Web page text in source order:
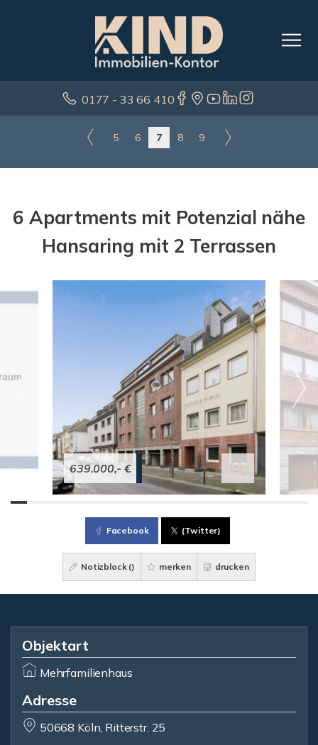
0177 - 33 66 410
5 6 7 8 9
6 Apartments mit Potenzial nähe
Hansaring mit 2 Terrassen
639.000,- €
Facebook (Twitter)
Notizblock () merken drucken
Objektart
Mehrfamilienhaus
Adresse
50668 Köln, Ritterstr. 25